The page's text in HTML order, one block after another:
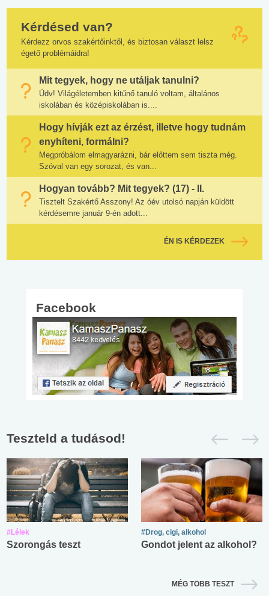
Kérdésed van?
Kérdezz orvos szakértőinktől, és biztosan választ lelsz
égető problémáidra!
Mit tegyek, hogy ne utáljak tanulni?
Üdv! Világéletemben kitűnő tanuló voltam, általános
iskolában és középiskolában is....
Hogy hívják ezt az érzést, illetve hogy tudnám
enyhíteni, formálni?
Megpróbálom elmagyarázni, bár előttem sem tiszta még.
Szóval van egy sorozat, és van...
Hogyan tovább? Mit tegyek? (17) - II.
Tisztelt Szakértő Asszony! Az óév utolsó napján küldött
kérdésemre január 9-én adott...
ÉN IS KÉRDEZEK
Facebook
Teszteld a tudásod!
#Lélek
Szorongás teszt
#Drog, cigi, alkohol
Gondot jelent az alkohol?
MÉG TÖBB TESZT